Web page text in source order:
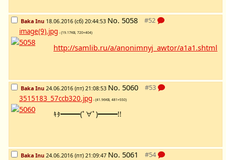
Baka Inu 18.06.2016 (сб) 20:44:53 No. 5058
image(9).jpg - (19.17KB, 720×404)
http://samlib.ru/a/anonimnyj_awtor/a1a1.shtml
Baka Inu 24.06.2016 (пт) 21:08:53 No. 5060
3515183_57ccb320.jpg - (41.96KB, 481×550)
ｷﾀ━━━(ﾟ∀ﾟ)━━━!!
Baka Inu 24.06.2016 (пт) 21:09:47 No. 5061